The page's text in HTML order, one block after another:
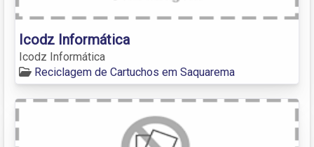
Icodz Informática
Icodz Informática
Reciclagem de Cartuchos em Saquarema